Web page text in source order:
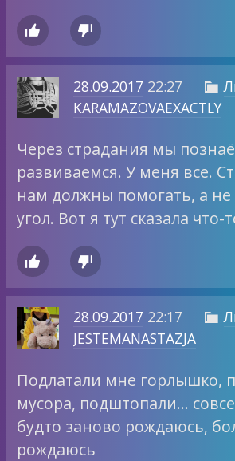
 
28.09.2017 22:27 
KARAMAZOVAEXACTLY
Через страдания мы
развиваемся. У меня все.
нам должны помогать, а не
угол. Вот я тут сказала что-
 
28.09.2017 22:17 
JESTEMANASTAZJA
Подлатали мне горлышко,
мусора, подштопали…
будто заново рождаюсь,
рождаюсь